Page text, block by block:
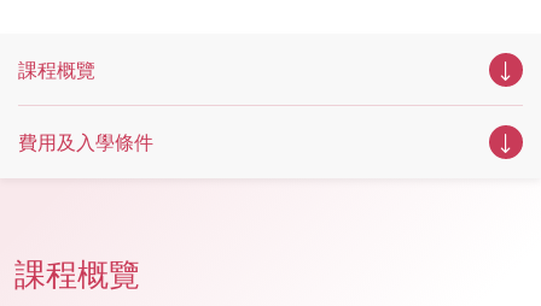
課程概覽
費用及入學條件
課程概覽